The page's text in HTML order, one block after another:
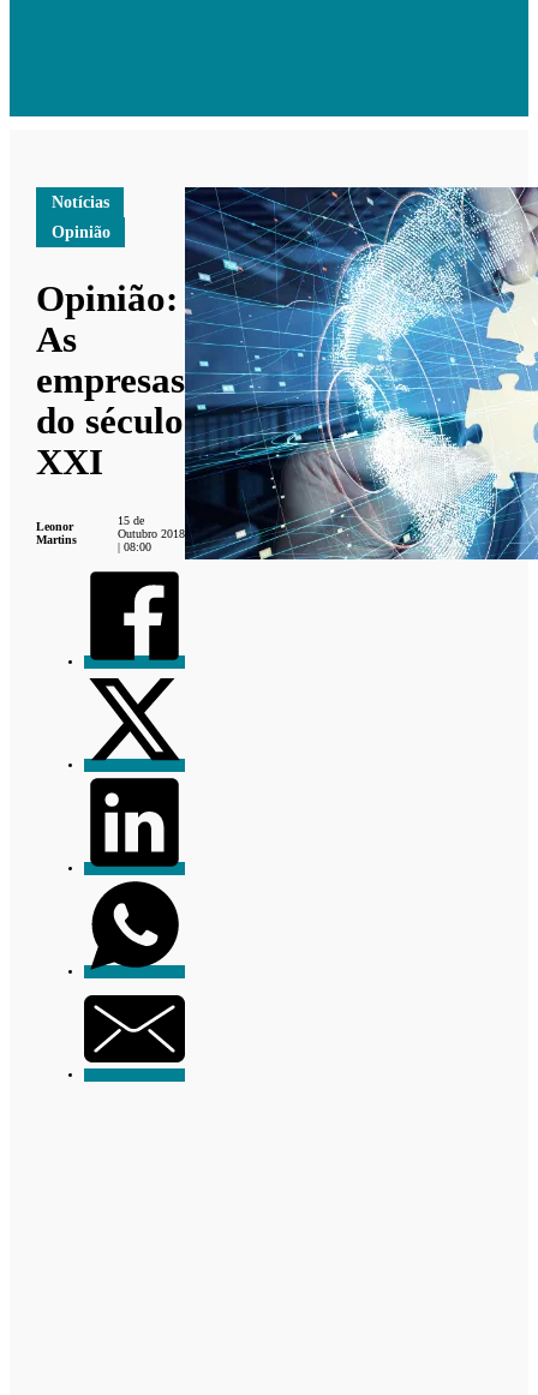
Notícias
Opinião
Opinião:
As
empresas
do século
XXI
Leonor
Martins
15 de
Outubro 2018
| 08:00